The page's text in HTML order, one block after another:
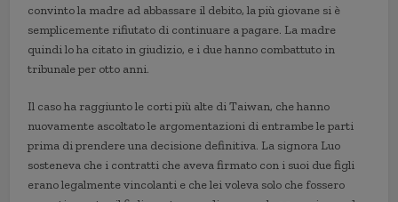
convinto la madre ad abbassare il debito, la più giovane si è
semplicemente rifiutato di continuare a pagare. La madre
quindi lo ha citato in giudizio, e i due hanno combattuto in
tribunale per otto anni.
Il caso ha raggiunto le corti più alte di Taiwan, che hanno
nuovamente ascoltato le argomentazioni di entrambe le parti
prima di prendere una decisione definitiva. La signora Luo
sosteneva che i contratti che aveva firmato con i suoi due figli
erano legalmente vincolanti e che lei voleva solo che fossero